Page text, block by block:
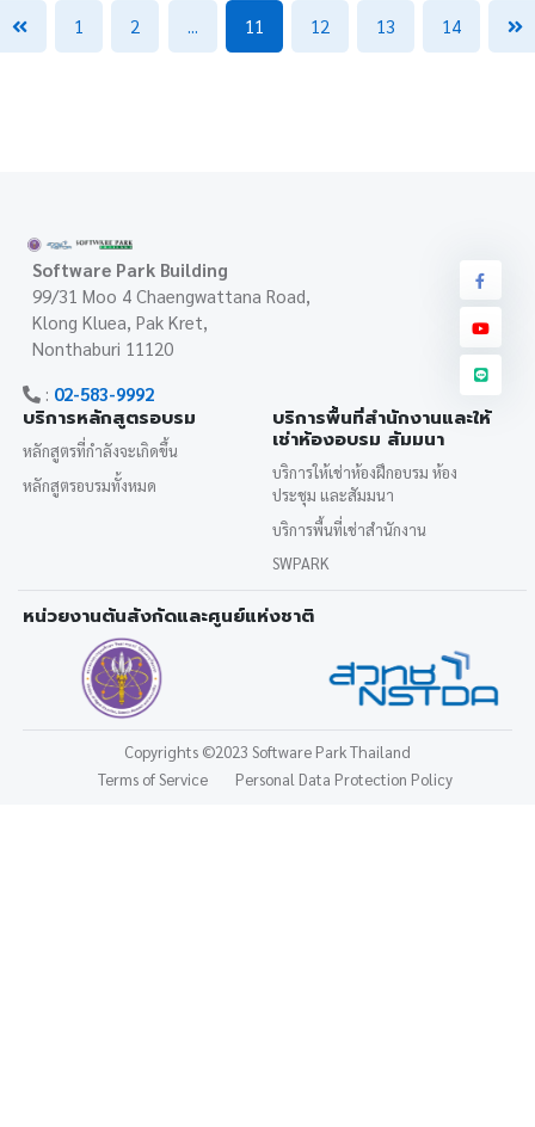
1 2 11 12 13 14
Software Park Building
99/31 Moo 4 Chaengwattana Road,
Klong Kluea, Pak Kret,
Nonthaburi 11120
: 02-583-9992
บริการหลักสูตรอบรม
หลักสูตรที่กำลังจะเกิดขึ้น
หลักสูตรอบรมทั้งหมด
บริการพื้นที่สำนักงานและให้
เช่าห้องอบรม สัมมนา
บริการให้เช่าห้องฝึกอบรม ห้อง
ประชุม และสัมมนา
บริการพื้นที่เช่าสำนักงาน
SWPARK
หน่วยงานต้นสังกัดและศูนย์แห่งชาติ
Copyrights ©2023 Software Park Thailand
Terms of Service
Personal Data Protection Policy